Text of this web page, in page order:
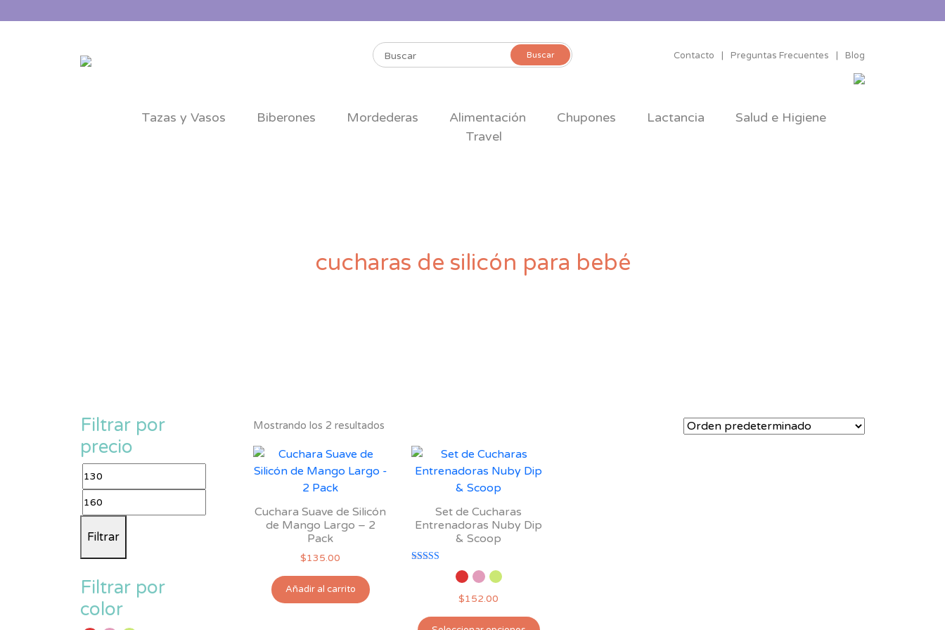
Buscar
Buscar Contacto Preguntas Frecuentes Blog
Tazas y Vasos Biberones Mordederas Alimentación Chupones Lactancia
Salud e Higiene
Travel
cucharas de silicón para bebé
Mostrando los 2 resultados
Cuchara Suave de Silicón
de Mango Largo – 2
Pack
$135.00
Añadir al carrito
Set de Cucharas
Entrenadoras Nuby Dip
& Scoop
Valorado con
$152.00
Filtrar por
precio
Precio
mínimo
Precio
Filtrar
Filtrar por
color